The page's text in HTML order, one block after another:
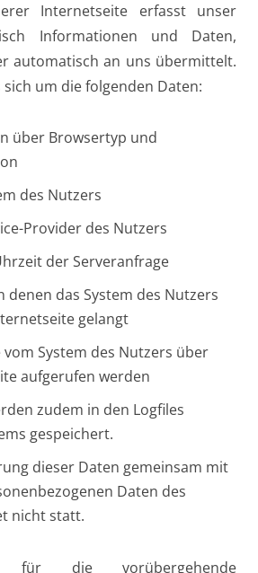
Internetseite erfasst unser
Informationen und Daten,
automatisch an uns übermittelt.
um die folgenden Daten:
über Browsertyp und
des Nutzers
Provider des Nutzers
der Serveranfrage
denen das System des Nutzers
gelangt
vom System des Nutzers über
aufgerufen werden
zudem in den Logfiles
gespeichert.
dieser Daten gemeinsam mit
Daten des
nicht statt.
für die vorübergehende